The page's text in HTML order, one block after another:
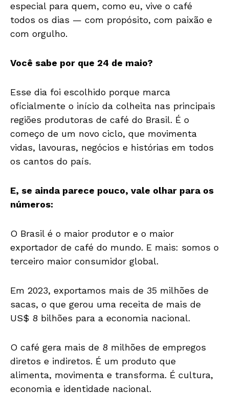
especial para quem, como eu, vive o café
todos os dias — com propósito, com paixão e
com orgulho.
Você sabe por que 24 de maio?
Esse dia foi escolhido porque marca
oficialmente o início da colheita nas principais
regiões produtoras de café do Brasil. É o
começo de um novo ciclo, que movimenta
vidas, lavouras, negócios e histórias em todos
os cantos do país.
E, se ainda parece pouco, vale olhar para os
números:
O Brasil é o maior produtor e o maior
exportador de café do mundo. E mais: somos o
terceiro maior consumidor global.
Em 2023, exportamos mais de 35 milhões de
sacas, o que gerou uma receita de mais de
US$ 8 bilhões para a economia nacional.
O café gera mais de 8 milhões de empregos
diretos e indiretos. É um produto que
alimenta, movimenta e transforma. É cultura,
economia e identidade nacional.